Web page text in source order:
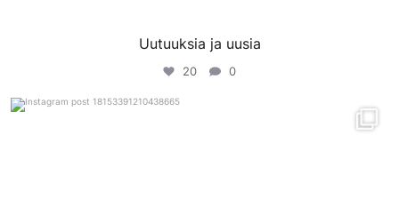
Uutuuksia ja uusia
20 0